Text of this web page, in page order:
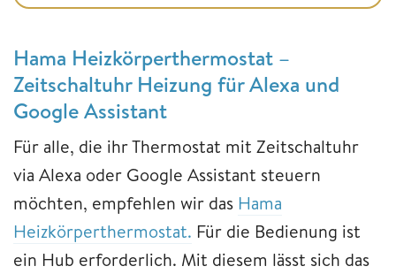
Hama Heizkörperthermostat –
Zeitschaltuhr Heizung für Alexa und
Google Assistant
Für alle, die ihr Thermostat mit Zeitschaltuhr
via Alexa oder Google Assistant steuern
möchten, empfehlen wir das Hama
Heizkörperthermostat. Für die Bedienung ist
ein Hub erforderlich. Mit diesem lässt sich das